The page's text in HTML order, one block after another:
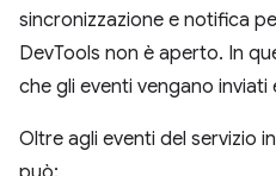
sincronizzazione e notifica
DevTools non è aperto. In
che gli eventi vengano
Oltre agli eventi del servizio